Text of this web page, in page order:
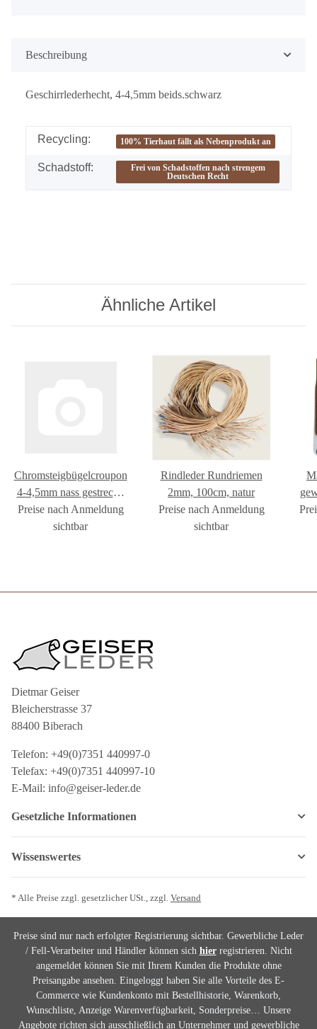
Beschreibung
Geschirrlederhecht, 4-4,5mm beids.schwarz
Recycling: 100% Tierhaut fällt als Nebenprodukt an
Schadstoff:
Frei von Schadstoffen nach strengem
Deutschen Recht
Ähnliche Artikel
Chromsteigbügelcroupon
4-4,5mm nass gestreckt,
bs schwarz
Preise nach Anmeldung
sichtbar
Rindleder Rundriemen
2mm, 100cm, natur
Preise nach Anmeldung
sichtbar
Dietmar Geiser
Bleicherstrasse 37
88400 Biberach
Telefon: +49(0)7351 440997-0
Telefax: +49(0)7351 440997-10
E-Mail: info@geiser-leder.de
Gesetzliche Informationen
Wissenswertes
* Alle Preise zzgl. gesetzlicher USt., zzgl. Versand
Preise sind nur nach erfolgter Registrierung sichtbar. Gewerbliche Leder
/ Fell-Verarbeiter und Händler können sich hierregistrieren. Nicht
angemeldet können Sie mit Ihrem Kunden die Produkte ohne
Preisangabe ansehen. Eingeloggt haben Sie alle Vorteile des E-
Commerce wie Kundenkonto mit Bestellhistorie, Warenkorb,
Wunschliste, Anzeige Warenverfügbarkeit, Sonderpreise… Unsere
Angebote richten sich ausschließlich an Unternehmer und gewerbliche